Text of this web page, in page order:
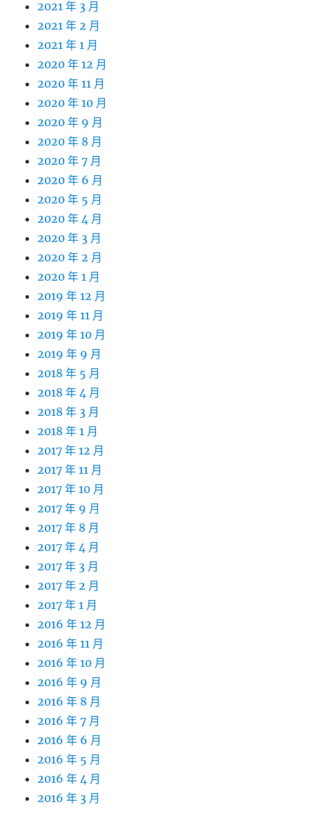
2021 年 3 月
2021 年 2 月
2021 年 1 月
2020 年 12 月
2020 年 11 月
2020 年 10 月
2020 年 9 月
2020 年 8 月
2020 年 7 月
2020 年 6 月
2020 年 5 月
2020 年 4 月
2020 年 3 月
2020 年 2 月
2020 年 1 月
2019 年 12 月
2019 年 11 月
2019 年 10 月
2019 年 9 月
2018 年 5 月
2018 年 4 月
2018 年 3 月
2018 年 1 月
2017 年 12 月
2017 年 11 月
2017 年 10 月
2017 年 9 月
2017 年 8 月
2017 年 4 月
2017 年 3 月
2017 年 2 月
2017 年 1 月
2016 年 12 月
2016 年 11 月
2016 年 10 月
2016 年 9 月
2016 年 8 月
2016 年 7 月
2016 年 6 月
2016 年 5 月
2016 年 4 月
2016 年 3 月